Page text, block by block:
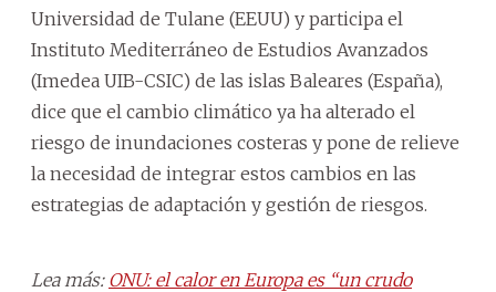
Universidad de Tulane (EEUU) y participa el
Instituto Mediterráneo de Estudios Avanzados
(Imedea UIB-CSIC) de las islas Baleares (España),
dice que el cambio climático ya ha alterado el
riesgo de inundaciones costeras y pone de relieve
la necesidad de integrar estos cambios en las
estrategias de adaptación y gestión de riesgos.
Lea más: ONU: el calor en Europa es “un crudo